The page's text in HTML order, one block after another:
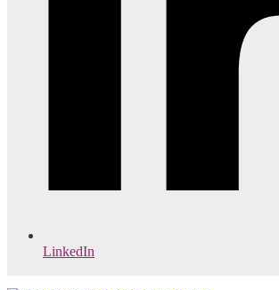
LinkedIn